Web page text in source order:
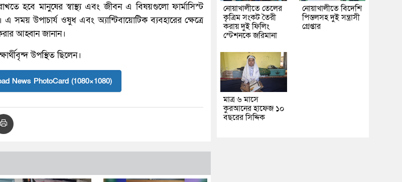
হবে মানুষের স্বাস্থ্য এবং জীবন এ বিষয়গুলো ফার্মাসিস্ট
সময় উপাচার্য ওষুধ এবং অ্যান্টিবায়োটিক ব্যবহারের ক্ষেত্রে
আহ্বান জানান।
উপস্থিত ছিলেন।
News PhotoCard (1080×1080)
নোয়াখালীতে তেলের
কৃত্রিম সংকট তৈরী
করায় দুই ফিলিং
স্টেশনকে জরিমানা
নোয়াখালীতে বিদেশি
পিস্তলসহ দুই সন্ত্রাসী
গ্রেপ্তার
মাত্র ৬ মাসে
কুরআনের হাফেজ ১০
বছরের সিদ্দিক